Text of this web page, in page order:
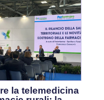
la telemedicina